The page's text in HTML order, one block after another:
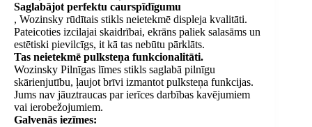
Saglabājot perfektu caurspīdīgumu
, Wozinsky rūdītais stikls neietekmē displeja kvalitāti.
Pateicoties izcilajai skaidrībai, ekrāns paliek salasāms un
estētiski pievilcīgs, it kā tas nebūtu pārklāts.
Tas neietekmē pulksteņa funkcionalitāti.
Wozinsky Pilnīgas līmes stikls saglabā pilnīgu
skārienjutību, ļaujot brīvi izmantot pulksteņa funkcijas.
Jums nav jāuztraucas par ierīces darbības kavējumiem
vai ierobežojumiem.
Galvenās iezīmes: